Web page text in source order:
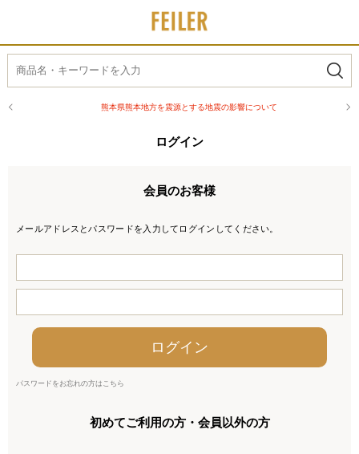
熊本県熊本地方を震源とする地震の影響について
ログイン
会員のお客様
メールアドレスとパスワードを入力してログインしてください。
パスワードをお忘れの方はこちら
初めてご利用の方・会員以外の方